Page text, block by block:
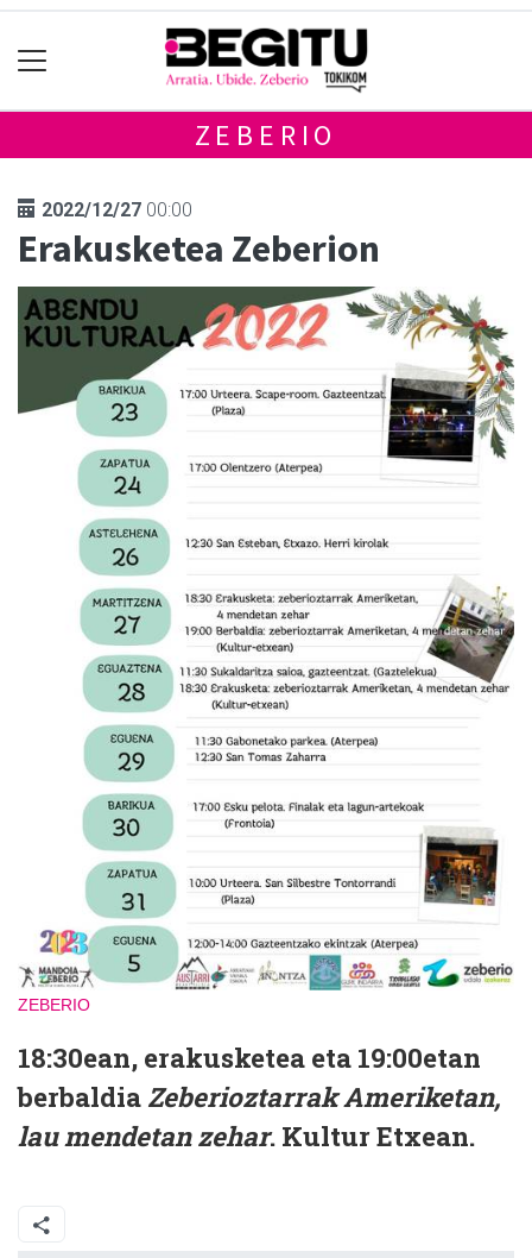
ZEBERIO
2022/12/27 00:00
Erakusketea Zeberion
ZEBERIO
18:30ean, erakusketea eta 19:00etan
berbaldia Zeberioztarrak Ameriketan,
lau mendetan zehar. Kultur Etxean.